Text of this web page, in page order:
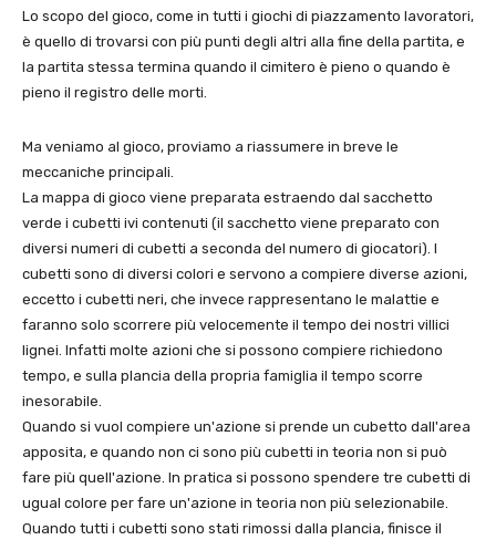
Lo scopo del gioco, come in tutti i giochi di piazzamento lavoratori,
è quello di trovarsi con più punti degli altri alla fine della partita, e
la partita stessa termina quando il cimitero è pieno o quando è
pieno il registro delle morti.
Ma veniamo al gioco, proviamo a riassumere in breve le
meccaniche principali.
La mappa di gioco viene preparata estraendo dal sacchetto
verde i cubetti ivi contenuti (il sacchetto viene preparato con
diversi numeri di cubetti a seconda del numero di giocatori). I
cubetti sono di diversi colori e servono a compiere diverse azioni,
eccetto i cubetti neri, che invece rappresentano le malattie e
faranno solo scorrere più velocemente il tempo dei nostri villici
lignei. Infatti molte azioni che si possono compiere richiedono
tempo, e sulla plancia della propria famiglia il tempo scorre
inesorabile.
Quando si vuol compiere un'azione si prende un cubetto dall'area
apposita, e quando non ci sono più cubetti in teoria non si può
fare più quell'azione. In pratica si possono spendere tre cubetti di
ugual colore per fare un'azione in teoria non più selezionabile.
Quando tutti i cubetti sono stati rimossi dalla plancia, finisce il